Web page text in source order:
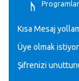
♪
GEÇMİŞ
Kısa Mesaj
Üye olmak
Şifrenizi